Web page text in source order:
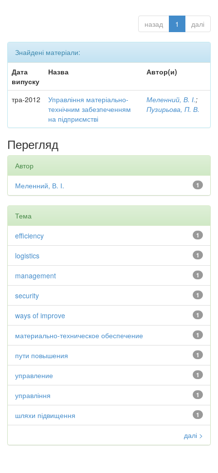
назад 1 далі
Знайдені матеріали:
Дата
випуску
Назва Автор(и)
тра-2012
Управління матеріально-
технічним забезпеченням
на підприємстві
Меленний, В. І.;
Пузирьова, П. В.
Перегляд
Автор
1
Меленний, В. І.
Тема
1
efficiency
1
logistics
1
management
1
security
1
ways of improve
1
материально-техническое обеспечение
1
пути повышения
1
управление
1
управління
1
шляхи підвищення
далі >